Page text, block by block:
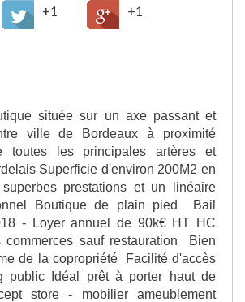
+1
+1
située sur un axe passant et
ville de Bordeaux à proximité
toutes les principales artères et
Superficie d'environ 200M2 en
prestations et un linéaire
Boutique de plain pied Bail
- Loyer annuel de 90k€ HT HC
commerces sauf restauration Bien
de la copropriété Facilité d'accès
public Idéal prêt à porter haut de
store - mobilier ameublement